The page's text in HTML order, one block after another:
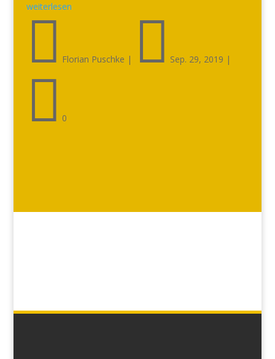
weiterlesen
 Florian Puschke |  Sep. 29, 2019 |
 0